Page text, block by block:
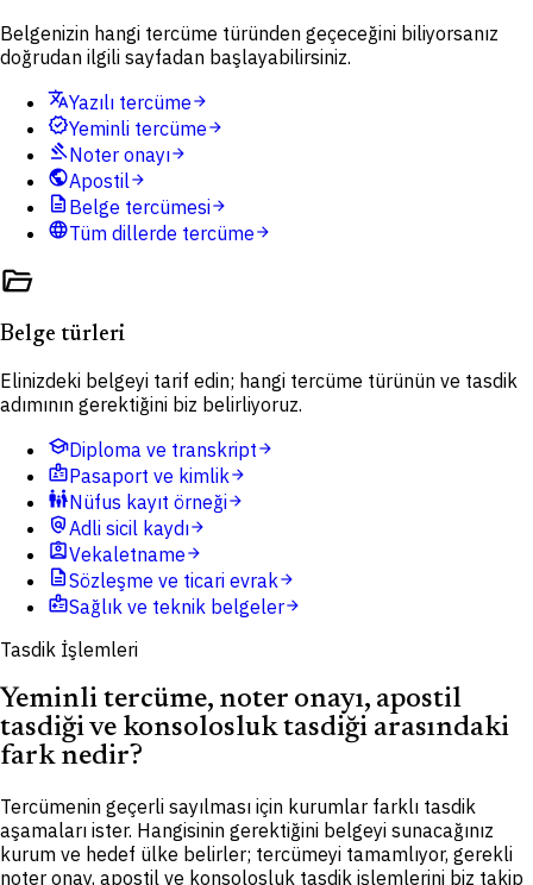
Belgenizin hangi tercüme türünden geçeceğini biliyorsanız
doğrudan ilgili sayfadan başlayabilirsiniz.
translateYazılı tercümearrow_forward
verifiedYeminli tercümearrow_forward
gavelNoter onayıarrow_forward
publicApostilarrow_forward
description Belge tercümesiarrow_forward
languageTüm dillerde tercümearrow_forward
folder_open
Belge türleri
Elinizdeki belgeyi tarif edin; hangi tercüme türünün ve tasdik
adımının gerektiğini biz belirliyoruz.
schoolDiploma ve transkriptarrow_forward
badgePasaport ve kimlikarrow_forward
family_restroomNüfus kayıt örneğiarrow_forward
policyAdli sicil kaydıarrow_forward
assignment_indVekaletnamearrow_forward
descriptionSözleşme ve ticari evrakarrow_forward
medical_informationSağlık ve teknik belgelerarrow_forward
Tasdik İşlemleri
Yeminli tercüme, noter onayı, apostil
tasdiği ve konsolosluk tasdiği arasındaki
fark nedir?
Tercümenin geçerli sayılması için kurumlar farklı tasdik
aşamaları ister. Hangisinin gerektiğini belgeyi sunacağınız
kurum ve hedef ülke belirler; tercümeyi tamamlıyor, gerekli
noter onay, apostil ve konsolosluk tasdik işlemlerini biz takip